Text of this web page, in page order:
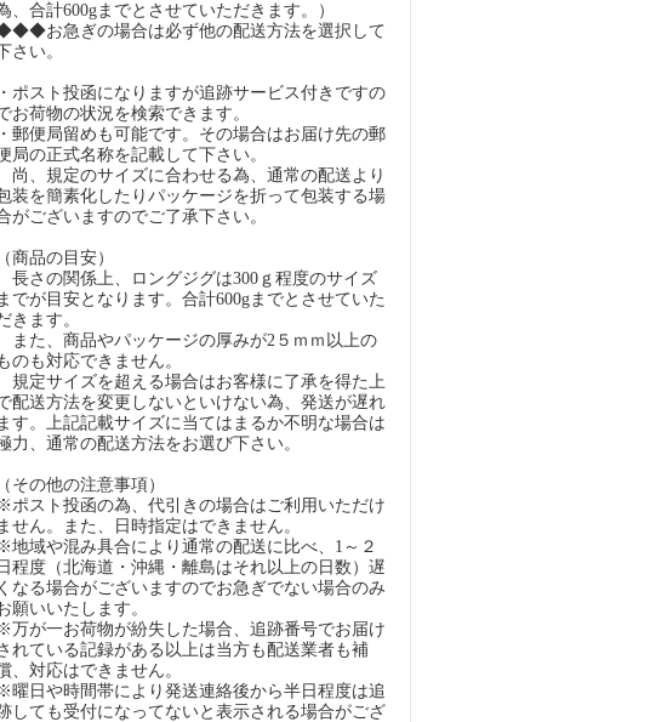
、合計600gまでとさせていただきます。）
お急ぎの場合は必ず他の配送方法を選択して
さい。
・ポスト投函になりますが追跡サービス付きですの
お荷物の状況を検索できます。
・郵便局留めも可能です。その場合はお届け先の郵
局の正式名称を記載して下さい。
尚、規定のサイズに合わせる為、通常の配送より
装を簡素化したりパッケージを折って包装する場
がございますのでご了承下さい。
（商品の目安）
長さの関係上、ロングジグは300ｇ程度のサイズ
でが目安となります。合計600gまでとさせていた
きます。
また、商品やパッケージの厚みが2５ｍｍ以上の
のも対応できません。
規定サイズを超える場合はお客様に了承を得た上
配送方法を変更しないといけない為、発送が遅れ
す。上記記載サイズに当てはまるか不明な場合は
力、通常の配送方法をお選び下さい。
（その他の注意事項）
ポスト投函の為、代引きの場合はご利用いただけ
せん。また、日時指定はできません。
地域や混み具合により通常の配送に比べ、1～２
日程度（北海道・沖縄・離島はそれ以上の日数）遅
くなる場合がございますのでお急ぎでない場合のみ
願いいたします。
万が一お荷物が紛失した場合、追跡番号でお届け
れている記録がある以上は当方も配送業者も補
、対応はできません。
曜日や時間帯により発送連絡後から半日程度は追
しても受付になってないと表示される場合がござ